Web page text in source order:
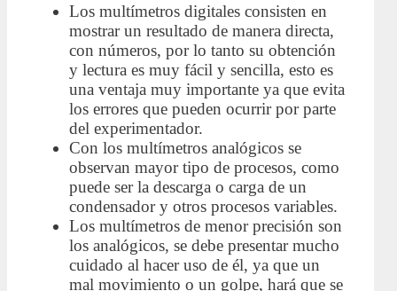
Los multímetros digitales consisten en
mostrar un resultado de manera directa,
con números, por lo tanto su obtención
y lectura es muy fácil y sencilla, esto es
una ventaja muy importante ya que evita
los errores que pueden ocurrir por parte
del experimentador.
Con los multímetros analógicos se
observan mayor tipo de procesos, como
puede ser la descarga o carga de un
condensador y otros procesos variables.
Los multímetros de menor precisión son
los analógicos, se debe presentar mucho
cuidado al hacer uso de él, ya que un
mal movimiento o un golpe, hará que se